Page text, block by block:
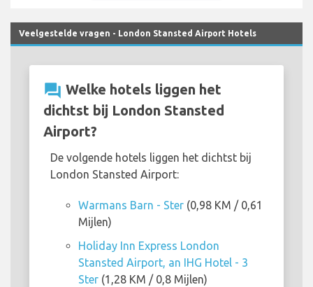
Veelgestelde vragen - London Stansted Airport Hotels
question_answer Welke hotels liggen het
dichtst bij London Stansted
Airport?
De volgende hotels liggen het dichtst bij
London Stansted Airport:
Warmans Barn - Ster (0,98 KM / 0,61
Mijlen)
Holiday Inn Express London
Stansted Airport, an IHG Hotel - 3
Ster (1,28 KM / 0,8 Mijlen)